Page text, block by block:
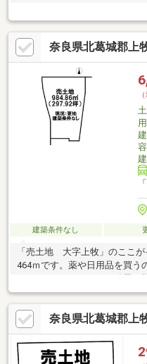
奈良県北葛城郡上
建築条件なし
「売土地 大字上牧」のここ
464ｍです。薬や日用品を買
256ｍです。ますますの発展が
で快適な新生活を始めませ
奈良県北葛城郡上